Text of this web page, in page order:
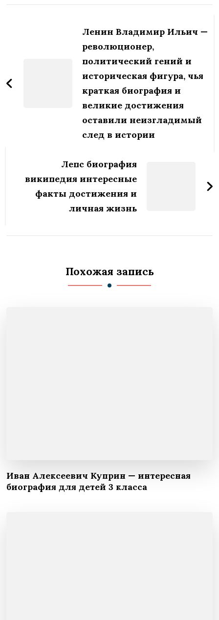
Ленин Владимир Ильич —
революционер,
политический гений и
историческая фигура, чья
краткая биография и
великие достижения
оставили неизгладимый
след в истории
Лепс биография
википедия интересные
факты достижения и
личная жизнь
Похожая запись
Иван Алексеевич Куприн — интересная
биография для детей 3 класса